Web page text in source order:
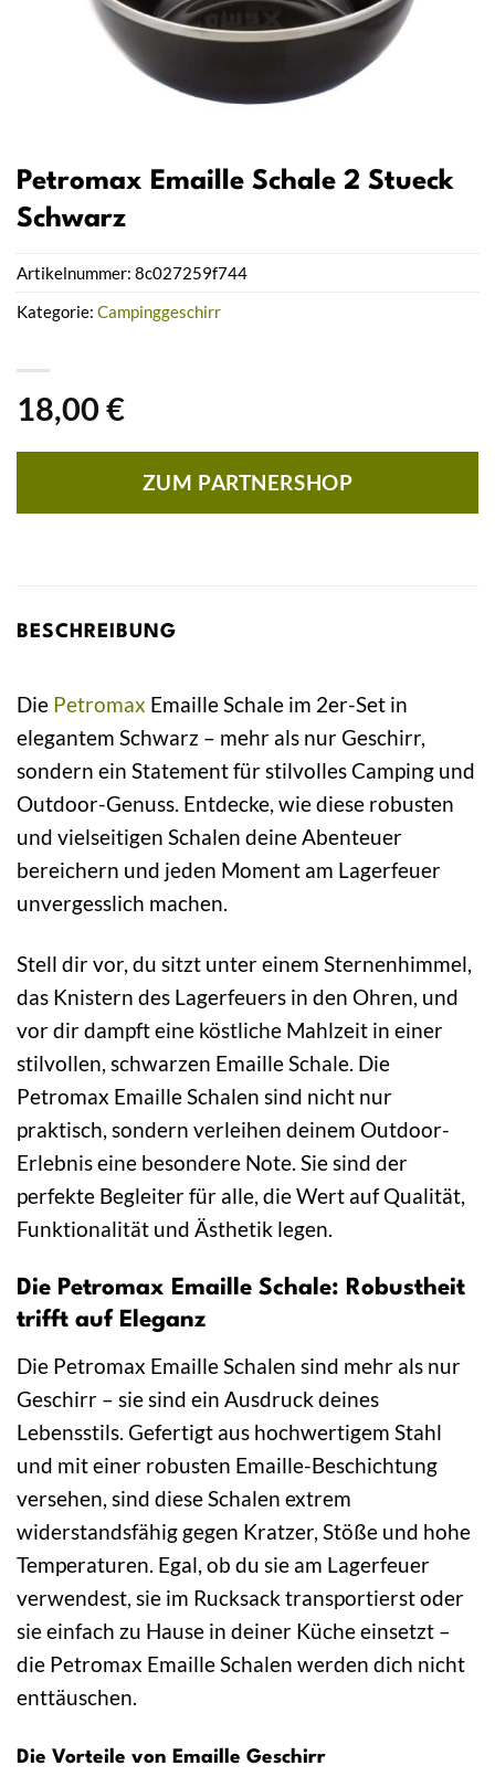
Petromax Emaille Schale 2 Stueck
Schwarz
18,00 €
ZUM PARTNERSHOP
Artikelnummer: 8c027259f744
Kategorie: Campinggeschirr
BESCHREIBUNG
Die Petromax Emaille Schale im 2er-Set in
elegantem Schwarz – mehr als nur Geschirr,
sondern ein Statement für stilvolles Camping und
Outdoor-Genuss. Entdecke, wie diese robusten
und vielseitigen Schalen deine Abenteuer
bereichern und jeden Moment am Lagerfeuer
unvergesslich machen.
Stell dir vor, du sitzt unter einem Sternenhimmel,
das Knistern des Lagerfeuers in den Ohren, und
vor dir dampft eine köstliche Mahlzeit in einer
stilvollen, schwarzen Emaille Schale. Die
Petromax Emaille Schalen sind nicht nur
praktisch, sondern verleihen deinem Outdoor-
Erlebnis eine besondere Note. Sie sind der
perfekte Begleiter für alle, die Wert auf Qualität,
Funktionalität und Ästhetik legen.
Die Petromax Emaille Schale: Robustheit
trifft auf Eleganz
Die Petromax Emaille Schalen sind mehr als nur
Geschirr – sie sind ein Ausdruck deines
Lebensstils. Gefertigt aus hochwertigem Stahl
und mit einer robusten Emaille-Beschichtung
versehen, sind diese Schalen extrem
widerstandsfähig gegen Kratzer, Stöße und hohe
Temperaturen. Egal, ob du sie am Lagerfeuer
verwendest, sie im Rucksack transportierst oder
sie einfach zu Hause in deiner Küche einsetzt –
die Petromax Emaille Schalen werden dich nicht
enttäuschen.
Die Vorteile von Emaille Geschirr